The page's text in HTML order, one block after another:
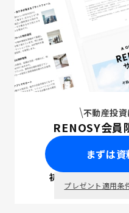
不動産投
RENOSY会員
まずは
初回面談で
プレゼント適用条